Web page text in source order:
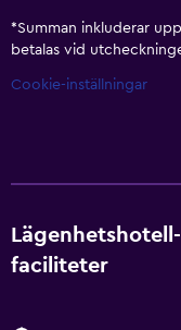
*Summan inkluderar
betalas vid
Cookie-inställningar
faciliteter